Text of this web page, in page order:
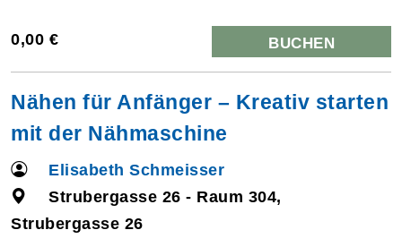
0,00 € BUCHEN
Nähen für Anfänger – Kreativ starten
mit der Nähmaschine
Elisabeth Schmeisser
Strubergasse 26 - Raum 304,
Strubergasse 26